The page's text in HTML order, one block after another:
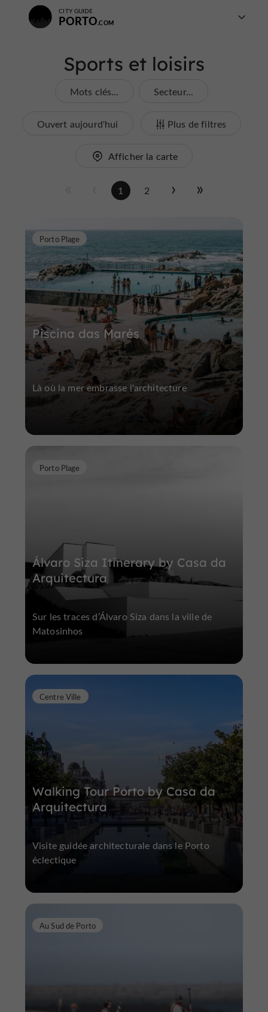
CITY GUIDE
PORTO
Sports et loisirs
Mots clés... Secteur...
Ouvert aujourd'hui Plus de filtres
Afficher la carte
1 2
Piscina das Marés
Porto Plage
Là où la mer embrasse l'architecture
Álvaro Siza Itinerary by Casa da
Arquitectura
Porto Plage
Sur les traces d’Álvaro Siza dans la ville de
Matosinhos
Walking Tour Porto by Casa da
Arquitectura
Centre Ville
Visite guidée architecturale dans le Porto
éclectique
Au Sud de Porto